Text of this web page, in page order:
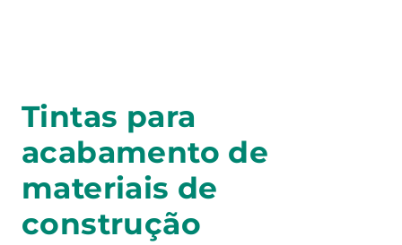
i
d
o
w
.
n
e
w
i
k
.
p
e
Tintas para
acabamento de
materiais de
construção